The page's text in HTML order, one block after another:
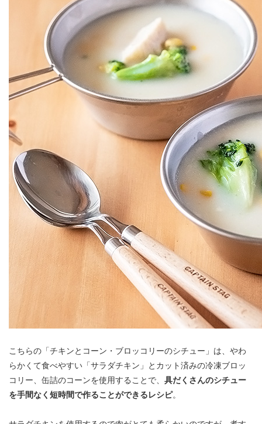
こちらの「チキンとコーン・ブロッコリーのシチュー」は、やわ
らかくて食べやすい「サラダチキン」とカット済みの冷凍ブロッ
コリー、缶詰のコーンを使用することで、 具だくさんのシチュー
を手間なく短時間で作ることができるレシピ。